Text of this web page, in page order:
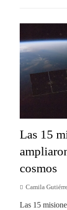
Las 15
cosmos
Camila
Las 15